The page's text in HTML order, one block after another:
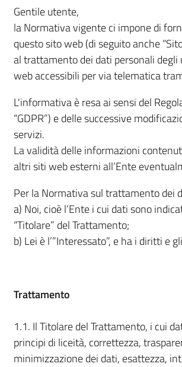
Gentile utente,
la Normativa vigente ci impone di
questo sito web (di seguito anche
al trattamento dei dati personali
web accessibili per via telematica
L'informativa è resa ai sensi del
“GDPR”) e delle successive
servizi.
La validità delle informazioni
altri siti web esterni all’Ente
Per la Normativa sul trattamento dei
a) Noi, cioè l’Ente i cui dati sono
“Titolare” del Trattamento;
b) Lei è l’”Interessato”, e ha i diritti e
Trattamento
1.1. Il Titolare del Trattamento, i cui
principi di liceità, correttezza,
minimizzazione dei dati, esattezza,